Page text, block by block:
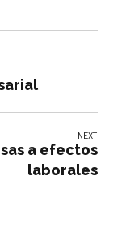
NEXT
a efectos
laborales